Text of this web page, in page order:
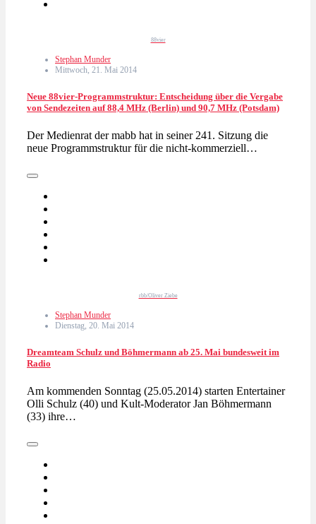
88vier
Stephan Munder
Mittwoch, 21. Mai 2014
Neue 88vier-Programmstruktur: Entscheidung über die Vergabe
von Sendezeiten auf 88,4 MHz (Berlin) und 90,7 MHz (Potsdam)
Der Medienrat der mabb hat in seiner 241. Sitzung die
neue Programmstruktur für die nicht-kommerziell…
rbb/Oliver Ziebe
Stephan Munder
Dienstag, 20. Mai 2014
Dreamteam Schulz und Böhmermann ab 25. Mai bundesweit im
Radio
Am kommenden Sonntag (25.05.2014) starten Entertainer
Olli Schulz (40) und Kult-Moderator Jan Böhmermann
(33) ihre…